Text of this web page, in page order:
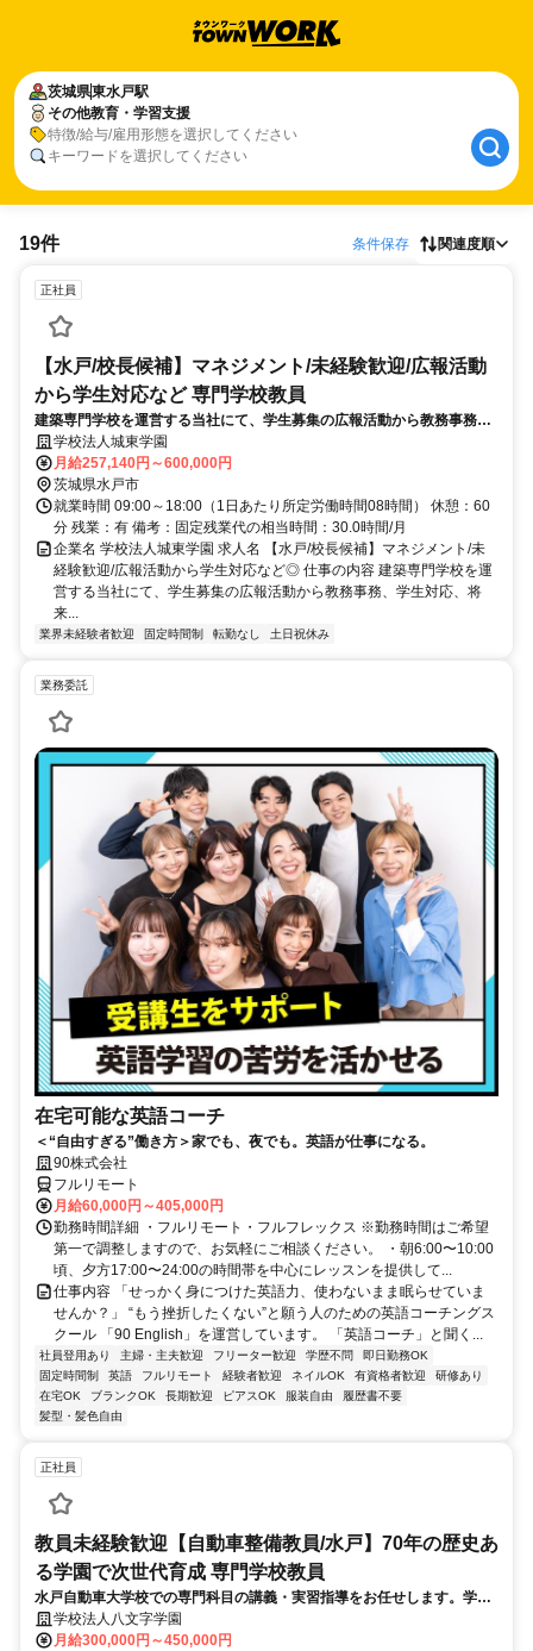
茨城県東水戸駅
その他教育・学習支援
特徴/給与/雇用形態を選択してください
キーワードを選択してください
19件 条件保存 関連度順
正社員
【水戸/校長候補】マネジメント/未経験歓迎/広報活動
から学生対応など 専門学校教員
建築専門学校を運営する当社にて、学生募集の広報活動から教務事務、
学生対応、将来の校長職を見据えた拠点マネジメント業務をお任せしま
す。現場経験を積んだ後、1～3年での校長昇進を期待するポジションで
す。
学校法人城東学園
月給257,140円～600,000円
茨城県水戸市
就業時間 09:00～18:00（1日あたり所定労働時間08時間） 休憩：60
分 残業：有 備考：固定残業代の相当時間：30.0時間/月
企業名 学校法人城東学園 求人名 【水戸/校長候補】マネジメント/未
経験歓迎/広報活動から学生対応など◎ 仕事の内容 建築専門学校を運
営する当社にて、学生募集の広報活動から教務事務、学生対応、将
来...
業界未経験者歓迎 固定時間制 転勤なし 土日祝休み
業務委託
在宅可能な英語コーチ
＜“自由すぎる”働き方＞家でも、夜でも。英語が仕事になる。
90株式会社
フルリモート
月給60,000円～405,000円
勤務時間詳細 ・フルリモート・フルフレックス ※勤務時間はご希望
第一で調整しますので、お気軽にご相談ください。 ・朝6:00〜10:00
頃、夕方17:00〜24:00の時間帯を中心にレッスンを提供して...
仕事内容 「せっかく身につけた英語力、使わないまま眠らせていま
せんか？」 “もう挫折したくない”と願う人のための英語コーチングス
クール 「90 English」を運営しています。 「英語コーチ」と聞く...
社員登用あり 主婦・主夫歓迎 フリーター歓迎 学歴不問
即日勤務OK
固定時間制
英語 フルリモート 経験者歓迎 ネイルOK 有資格者歓迎
研修あり
在宅OK
ブランクOK 長期歓迎 ピアスOK 服装自由
履歴書不要
髪型・髪色自由
正社員
教員未経験歓迎【自動車整備教員/水戸】70年の歴史あ
る学園で次世代育成 専門学校教員
水戸自動車大学校での専門科目の講義・実習指導をお任せします。学生
に寄り添った学習・進路支援行い、これまで培った整備技術を後世へ伝
承し、自動車整備士を育成する教育者としての新たなキャリアを築けま
学校法人八文字学園
月給300,000円～450,000円